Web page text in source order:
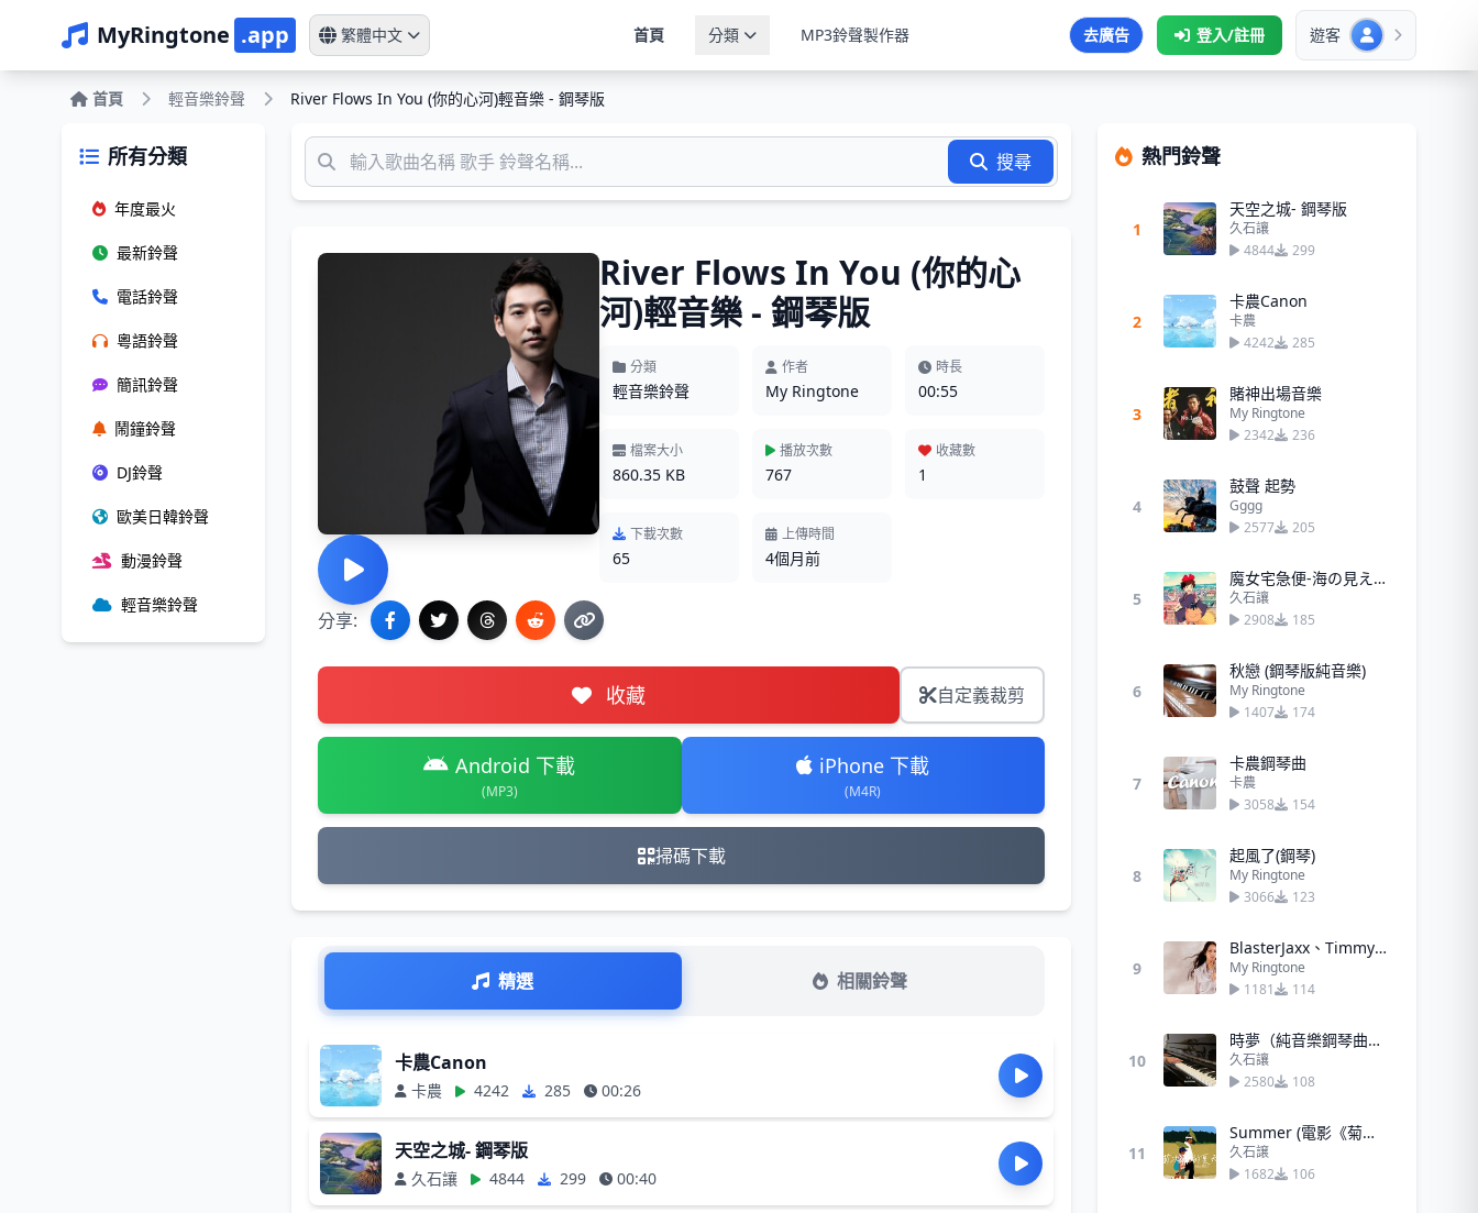
MyRingtone .app 繁體中文 首頁 分類 MP3鈴聲製作器 去廣告 登入/註冊 遊客
首頁 輕音樂鈴聲 River Flows In You (你的心河)輕音樂 - 鋼琴版
所有分類
年度最火
最新鈴聲
電話鈴聲
粵語鈴聲
簡訊鈴聲
鬧鐘鈴聲
DJ鈴聲
歐美日韓鈴聲
動漫鈴聲
輕音樂鈴聲
搜尋
River Flows In You (你的心
河)輕音樂 - 鋼琴版
分類
輕音樂鈴聲
作者
My Ringtone
時長
00:55
檔案大小
860.35 KB
播放次數
767
收藏數
1
下載次數
65
上傳時間
4個月前
分享:
收藏 自定義裁剪
Android 下載
(MP3)
iPhone 下載
(M4R)
掃碼下載
精選 相關鈴聲
卡農Canon
卡農 4242 285 00:26
天空之城- 鋼琴版
久石讓 4844 299 00:40
熱門鈴聲
1
天空之城- 鋼琴版
久石讓
4844
299
2
卡農Canon
卡農
4242
285
3
賭神出場音樂
My Ringtone
2342
236
4
鼓聲 起勢
Gggg
2577
205
5
魔女宅急便-海の見える街 - 久石讓
久石讓
2908
185
6
秋戀 (鋼琴版純音樂)
My Ringtone
1407
174
7
卡農鋼琴曲
卡農
3058
154
8
起風了(鋼琴)
My Ringtone
3066
123
9
BlasterJaxx、Timmy Trumpet - Narco
My Ringtone
1181
114
10
時夢（純音樂鋼琴曲）-久石讓
久石讓
2580
108
11
Summer (電影《菊次郎的夏天》主題曲) - 久石譲
久石譲
1682
106